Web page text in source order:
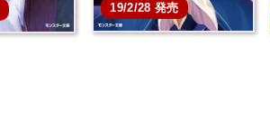
19/2/28 発売